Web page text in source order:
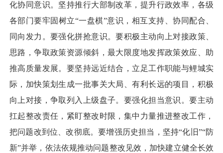
化协同意识。坚持推行大部制改革，提升行政效率，各级
各部门要牢固树立“一盘棋”意识，相互支持、协同配合、
同向发力。要强化拼抢意识。要积极主动向上对接政策、
思路，争取政策资源倾斜，最大限度地发挥政策效应、助
推高质量发展。要坚持远近结合，立足工作职能与鲤城实
际，加快策划生成一批事关大局、有利长远的项目，积极
向上对接，争取列入上级盘子。要强化担当意识。要主动
扛起整改责任，紧盯整改时限，集中力量推进整改工作，
把问题改到位、改彻底。要增强历史担当，坚持“化旧”“防
新”并举，依法依规推动问题整改见效，加快建立健全长效